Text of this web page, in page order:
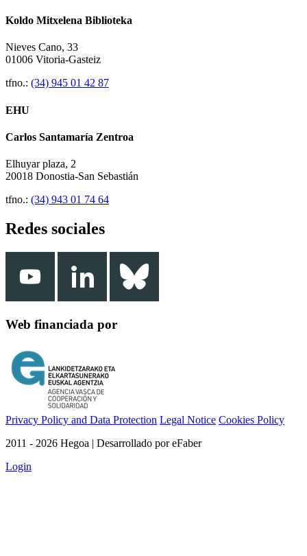
Koldo Mitxelena Biblioteka
Nieves Cano, 33
01006 Vitoria-Gasteiz
tfno.: (34) 945 01 42 87
EHU
Carlos Santamaría Zentroa
Elhuyar plaza, 2
20018 Donostia-San Sebastián
tfno.: (34) 943 01 74 64
Redes sociales
Web financiada por
Privacy Policy and Data Protection Legal Notice Cookies Policy
2011 - 2026 Hegoa | Desarrollado por eFaber
Login